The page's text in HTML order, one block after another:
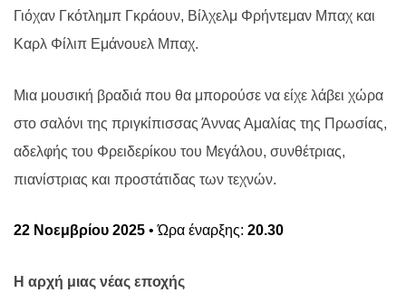
Γιόχαν Γκότλημπ Γκράουν, Βίλχελμ Φρήντεμαν Μπαχ και
Καρλ Φίλιπ Εμάνουελ Μπαχ.
Μια μουσική βραδιά που θα μπορούσε να είχε λάβει χώρα
στο σαλόνι της πριγκίπισσας Άννας Αμαλίας της Πρωσίας,
αδελφής του Φρειδερίκου του Μεγάλου, συνθέτριας,
πιανίστριας και προστάτιδας των τεχνών.
22 Νοεμβρίου 2025 • Ώρα έναρξης: 20.30
Η αρχή μιας νέας εποχής